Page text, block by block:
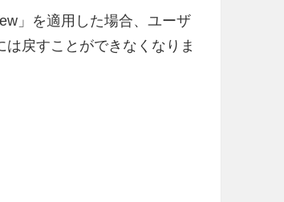
」を適用した場合、ユーザ
戻すことができなくなりま